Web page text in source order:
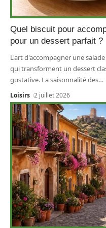
Quel biscuit pour
pour un dessert parfait ?
L'art d'accompagner une
qui transforment un dessert
gustative. La saisonnalité des…
Loisirs 2 juillet 2026